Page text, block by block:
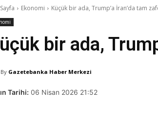
Ekonomi Küçük bir ada, Trump’a İran’da tam
bir ada,
By Gazetebanka Haber Merkezi
Tarihi: 06 Nisan 2026 21:52